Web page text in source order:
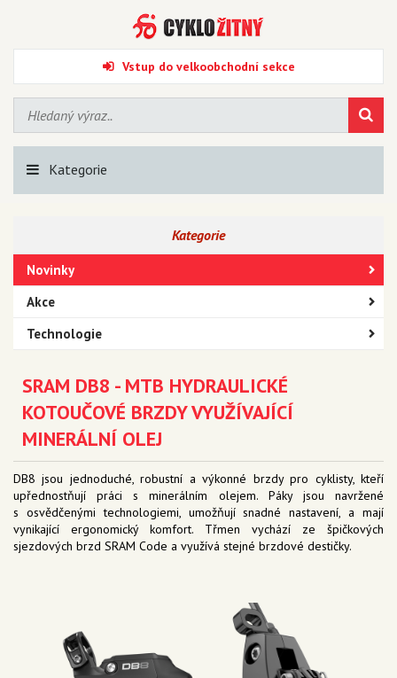
Vstup do velkoobchodní sekce
Kategorie
Kategorie
Novinky
Akce
Technologie
SRAM DB8 - MTB HYDRAULICKÉ
KOTOUČOVÉ BRZDY VYUŽÍVAJÍCÍ
MINERÁLNÍ OLEJ
DB8 jsou jednoduché, robustní a výkonné brzdy pro cyklisty, kteří
upřednostňují práci s minerálním olejem. Páky jsou navržené
s osvědčenými technologiemi, umožňují snadné nastavení, a mají
vynikající ergonomický komfort. Třmen vychází ze špičkových
sjezdových brzd SRAM Code a využívá stejné brzdové destičky.